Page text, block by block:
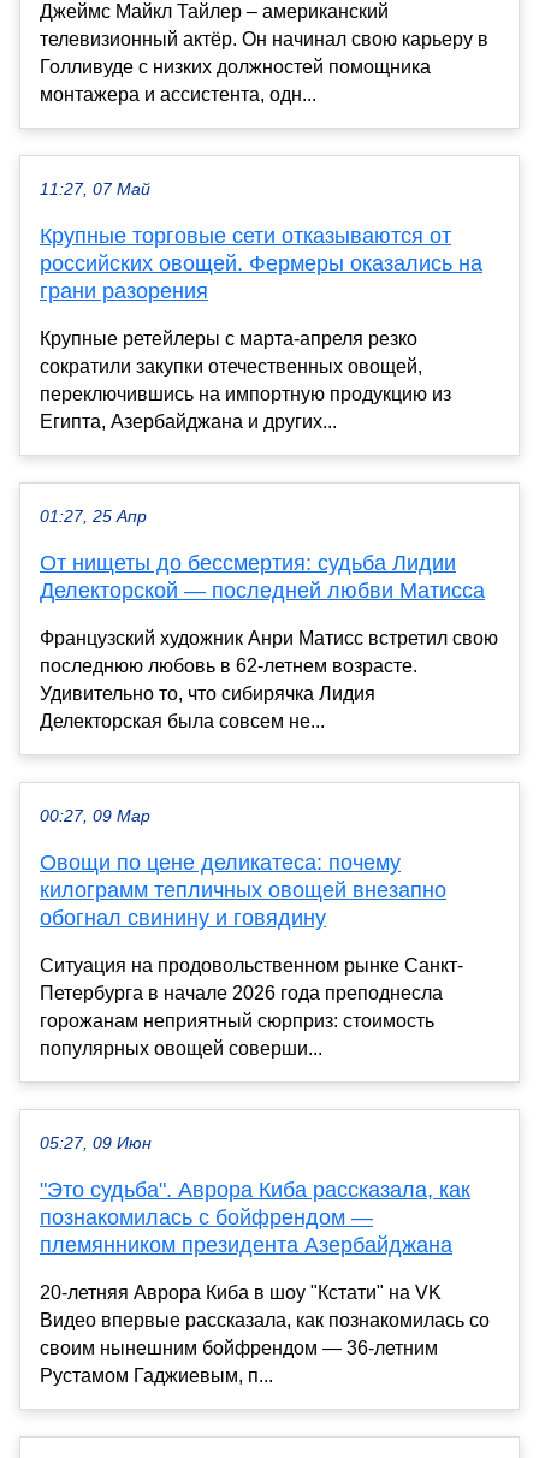
Джеймс Майкл Тайлер – американский
телевизионный актёр. Он начинал свою карьеру в
Голливуде с низких должностей помощника
монтажера и ассистента, одн...
11:27, 07 Май
Крупные торговые сети отказываются от
российских овощей. Фермеры оказались на
грани разорения
Крупные ретейлеры с марта-апреля резко
сократили закупки отечественных овощей,
переключившись на импортную продукцию из
Египта, Азербайджана и других...
01:27, 25 Апр
От нищеты до бессмертия: судьба Лидии
Делекторской — последней любви Матисса
Французский художник Анри Матисс встретил свою
последнюю любовь в 62-летнем возрасте.
Удивительно то, что сибирячка Лидия
Делекторская была совсем не...
00:27, 09 Мар
Овощи по цене деликатеса: почему
килограмм тепличных овощей внезапно
обогнал свинину и говядину
Ситуация на продовольственном рынке Санкт-
Петербурга в начале 2026 года преподнесла
горожанам неприятный сюрприз: стоимость
популярных овощей соверши...
05:27, 09 Июн
"Это судьба". Аврора Киба рассказала, как
познакомилась с бойфрендом —
племянником президента Азербайджана
20-летняя Аврора Киба в шоу "Кстати" на VK
Видео впервые рассказала, как познакомилась со
своим нынешним бойфрендом — 36-летним
Рустамом Гаджиевым, п...